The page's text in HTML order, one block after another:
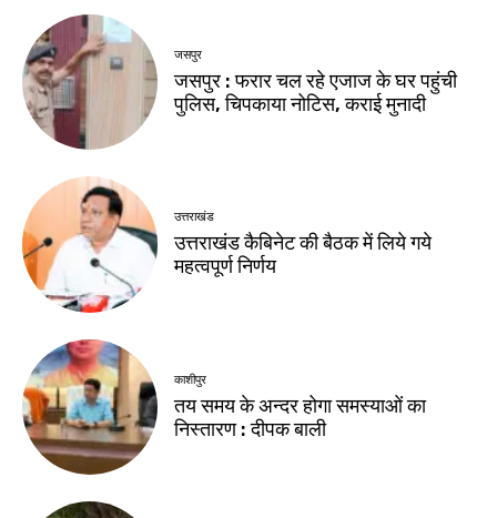
जसपुर
जसपुर : फरार चल रहे एजाज के घर पहुंची
पुलिस, चिपकाया नोटिस, कराई मुनादी
उत्तराखंड
उत्तराखंड कैबिनेट की बैठक में लिये गये
महत्वपूर्ण निर्णय
काशीपुर
तय समय के अन्दर होगा समस्याओं का
निस्तारण : दीपक बाली